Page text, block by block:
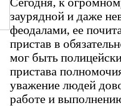
заурядной и даже
феодалами, ее
пристав в
мог быть
пристава
уважение людей
работе и